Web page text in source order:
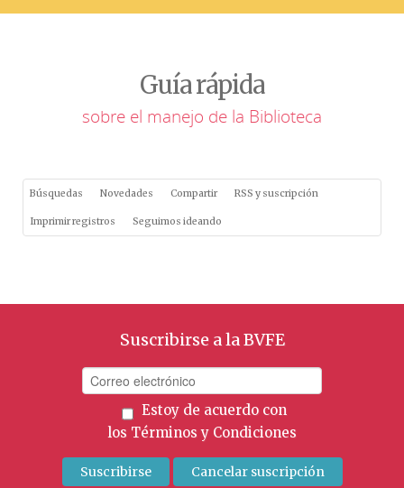
Guía rápida
sobre el manejo de la Biblioteca
Búsquedas Novedades Compartir RSS y suscripción
Imprimir registros Seguimos ideando
Suscribirse a la BVFE
Estoy de acuerdo con
los Términos y Condiciones